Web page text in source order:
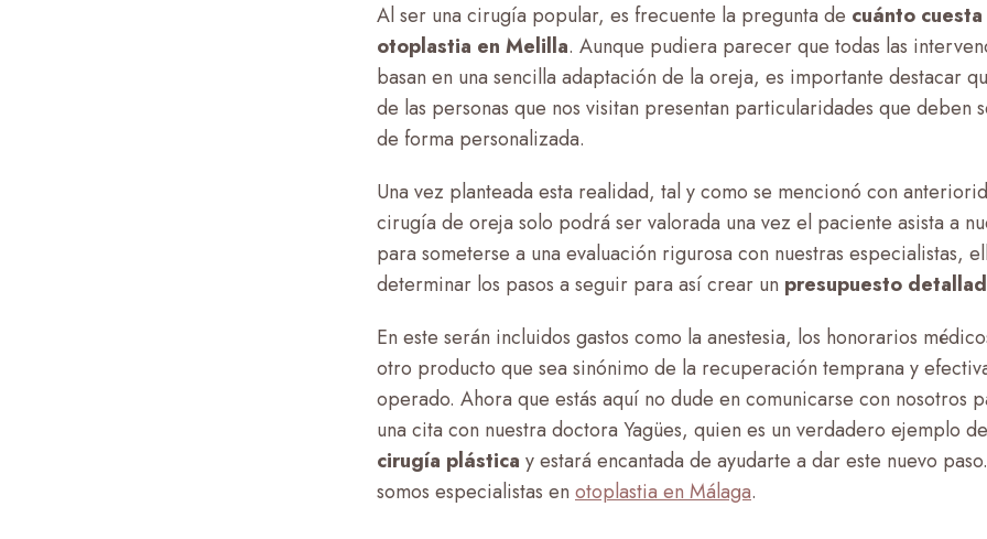
Al ser una cirugía popular, es frecuente la pregunta de cuánto cuesta
otoplastia en Melilla. Aunque pudiera parecer que todas las
basan en una sencilla adaptación de la oreja, es importante destacar
de las personas que nos visitan presentan particularidades que deben
de forma personalizada.
Una vez planteada esta realidad, tal y como se mencionó con
cirugía de oreja solo podrá ser valorada una vez el paciente asista a
para someterse a una evaluación rigurosa con nuestras especialistas,
determinar los pasos a seguir para así crear un presupuesto
En este serán incluidos gastos como la anestesia, los honorarios
otro producto que sea sinónimo de la recuperación temprana y
operado. Ahora que estás aquí no dude en comunicarse con nosotros
una cita con nuestra doctora Yagües, quien es un verdadero ejemplo
cirugía plástica y estará encantada de ayudarte a dar este nuevo
somos especialistas en otoplastia en Málaga.